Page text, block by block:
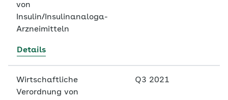
von
Insulin/Insulinanaloga-
Arzneimitteln
Details
Wirtschaftliche
Verordnung von
Q3 2021